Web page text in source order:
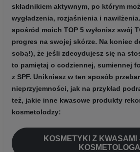
składnikiem aktywnym, po którym
wygładzenia, rozjaśnienia i nawilżenia.
spośród moich TOP 5 wyłonisz swój
progres na swojej skórze. Na koniec
sobą!), że jeśli zdecydujesz się na
to pamiętaj o codziennej, sumiennej
z SPF. Unikniesz w ten sposób
nieprzyjemności, jak na przykład
też, jakie inne kwasowe produkty
kosmetolodzy:
KOSMETYKI Z KWASAMI
KOSMETOLOGA